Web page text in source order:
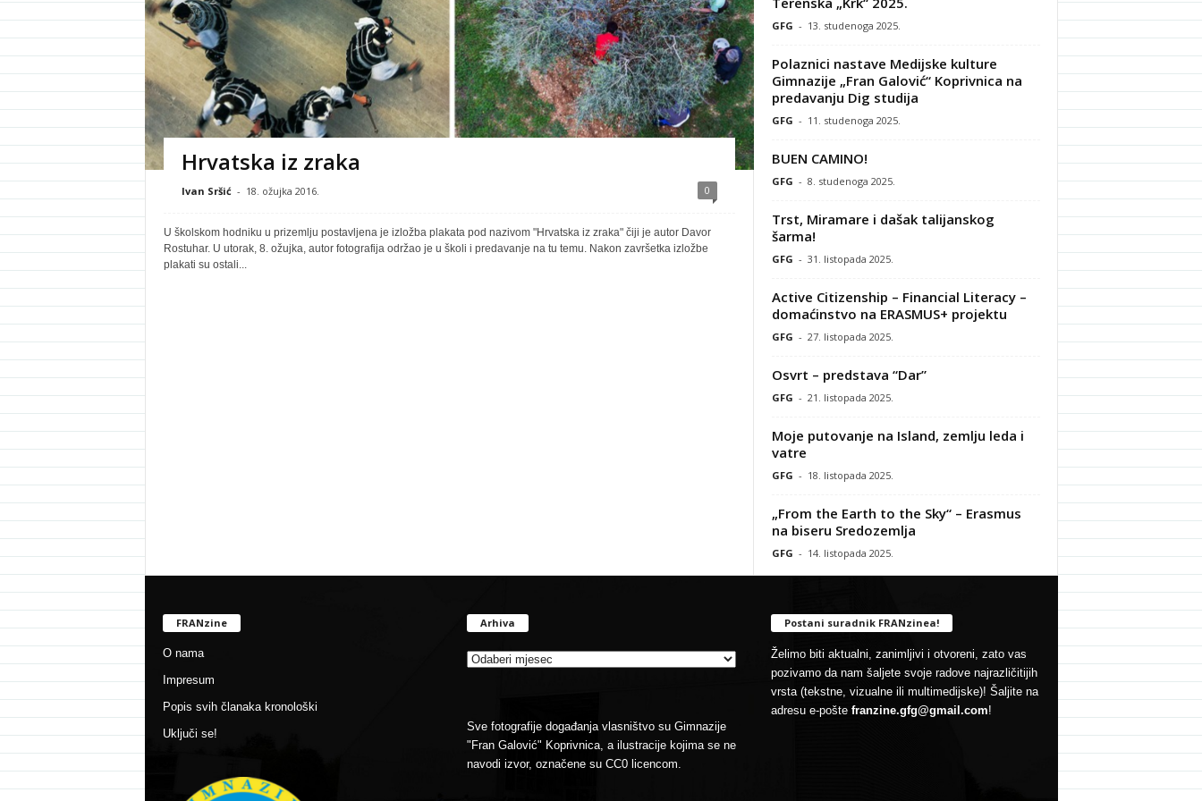
Hrvatska iz zraka
Ivan Sršić - 18. ožujka 2016. 0
U školskom hodniku u prizemlju postavljena je izložba plakata pod nazivom "Hrvatska iz zraka" čiji je autor Davor
Rostuhar. U utorak, 8. ožujka, autor fotografija održao je u školi i predavanje na tu temu. Nakon završetka izložbe
plakati su ostali...
GFG - 13. studenoga 2025.
Polaznici nastave Medijske kulture
Gimnazije „Fran Galović“ Koprivnica na
predavanju Dig studija
GFG - 11. studenoga 2025.
BUEN CAMINO!
GFG - 8. studenoga 2025.
Trst, Miramare i dašak talijanskog
šarma!
GFG - 31. listopada 2025.
Active Citizenship – Financial Literacy –
domaćinstvo na ERASMUS+ projektu
GFG - 27. listopada 2025.
Osvrt – predstava “Dar”
GFG - 21. listopada 2025.
Moje putovanje na Island, zemlju leda i
vatre
GFG - 18. listopada 2025.
„From the Earth to the Sky“ – Erasmus
na biseru Sredozemlja
GFG - 14. listopada 2025.
FRANzine
O nama
Impresum
Popis svih članaka kronološki
Uključi se!
Arhiva
Sve fotografije događanja vlasništvo su Gimnazije
"Fran Galović" Koprivnica, a ilustracije kojima se ne
navodi izvor, označene su CC0 licencom.
Postani suradnik FRANzinea!
Želimo biti aktualni, zanimljivi i otvoreni, zato vas
pozivamo da nam šaljete svoje radove najrazličitijih
vrsta (tekstne, vizualne ili multimedijske)! Šaljite na
adresu e-pošte franzine.gfg@gmail.com!